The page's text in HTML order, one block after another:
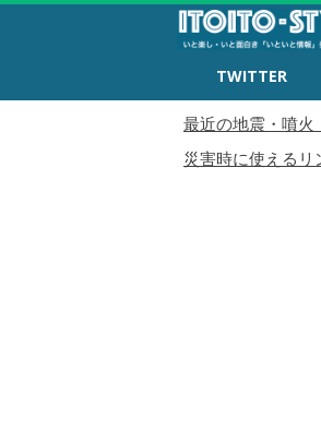
TWITTER
最近の地震・噴火
災害時に使えるリ